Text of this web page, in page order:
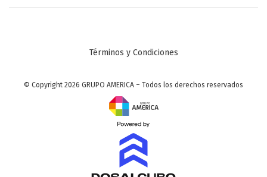
Términos y Condiciones
© Copyright 2026 GRUPO AMERICA – Todos los derechos reservados